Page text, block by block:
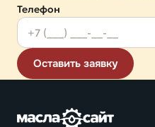
Телефон
Оставить заявку